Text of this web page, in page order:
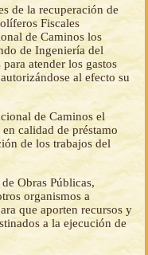
de la recuperación de
Fiscales
de Caminos los
de Ingeniería del
atender los gastos
al efecto su
de Caminos el
calidad de préstamo
de los trabajos del
Obras Públicas,
organismos a
que aporten recursos y
a la ejecución de